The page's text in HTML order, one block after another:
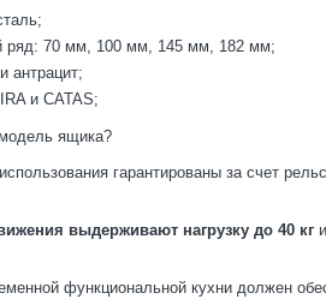
ряд: 70 мм, 100 мм, 145 мм, 182 мм;
антрацит;
и CATAS;
ящика?
гарантированы за счет
выдерживают нагрузку до 40 кг
функциональной кухни должен